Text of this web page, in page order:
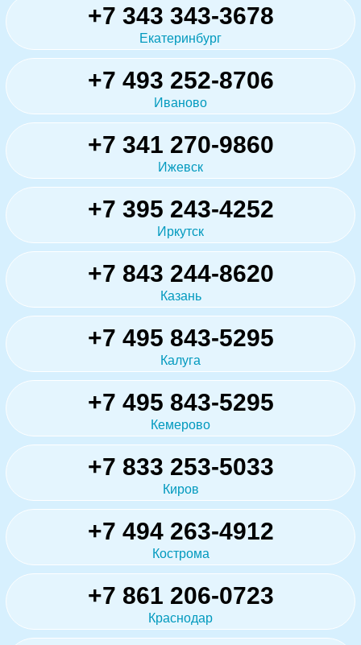
+7 343 343-3678
Екатеринбург
+7 493 252-8706
Иваново
+7 341 270-9860
Ижевск
+7 395 243-4252
Иркутск
+7 843 244-8620
Казань
+7 495 843-5295
Калуга
+7 495 843-5295
Кемерово
+7 833 253-5033
Киров
+7 494 263-4912
Кострома
+7 861 206-0723
Краснодар